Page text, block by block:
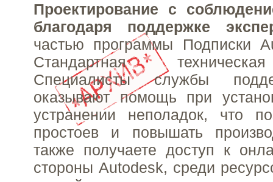
Проектирование с
благодаря поддержке
частью программы Подписки
Стандартная
Специалисты службы
оказывают помощь при
устранении неполадок, что
простоев и повышать
также получаете доступ к
стороны Autodesk, среди